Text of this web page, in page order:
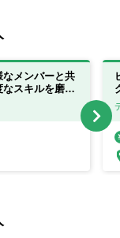
メンバーと共
スキルを磨け